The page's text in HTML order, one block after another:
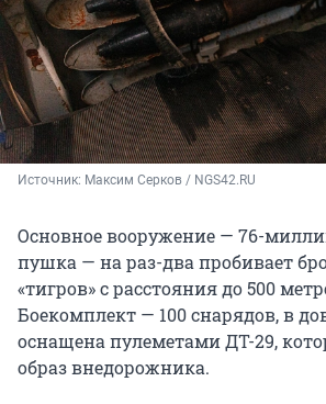
Источник: Максим Серков / NGS42.RU
Основное вооружение — 76-
пушка — на раз-два пробивает
«тигров» с расстояния до 500
Боекомплект — 100 снарядов, в
оснащена пулеметами ДТ-29,
образ внедорожника.